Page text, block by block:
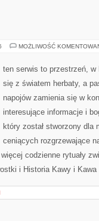
MOŻLIWOŚĆ
ten serwis to przestrzeń,
się z światem herbaty, a
napojów zamienia się w
interesujące informacje i
który został stworzony dla
ceniących rozgrzewające
codzienne rytuały
i Historia Kawy i